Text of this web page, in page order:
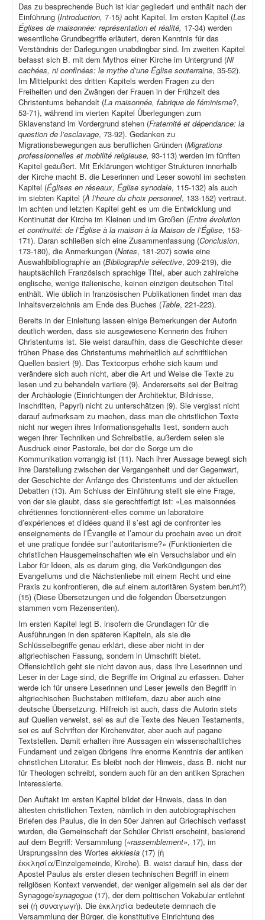
Das zu besprechende Buch ist klar gegliedert und enthält nach der
Einführung (Introduction, 7-15) acht Kapitel. Im ersten Kapitel (Les
Églises de maisonnée: représentation et réalité, 17-34) werden
wesentliche Grundbegriffe erläutert, deren Kenntnis für das
Verständnis der Darlegungen unabdingbar sind. Im zweiten Kapitel
befasst sich B. mit dem Mythos einer Kirche im Untergrund (Ni
cachées, ni confinées: le mythe d’une Église souterraine, 35-52).
Im Mittelpunkt des dritten Kapitels werden Fragen zu den
Freiheiten und den Zwängen der Frauen in der Frühzeit des
Christentums behandelt (La maisonnée, fabrique de féminisme?,
53-71), während im vierten Kapitel Überlegungen zum
Sklavenstand im Vordergrund stehen (Fraternité et dépendance: la
question de l’esclavage, 73-92). Gedanken zu
Migrationsbewegungen aus beruflichen Gründen (Migrations
professionnelles et mobilité religieuse, 93-113) werden im fünften
Kapitel geäußert. Mit Erklärungen wichtiger Strukturen innerhalb
der Kirche macht B. die Leserinnen und Leser sowohl im sechsten
Kapitel (Églises en réseaux, Église synodale, 115-132) als auch
im siebten Kapitel (À l’heure du choix personnel, 133-152) vertraut.
Im achten und letzten Kapitel geht es um die Entwicklung und
Kontinuität der Kirche im Kleinen und im Großen (Entre évolution
et continuité: de l’Église à la maison à la Maison de l’Église, 153-
171). Daran schließen sich eine Zusammenfassung (Conclusion,
173-180), die Anmerkungen (Notes, 181-207) sowie eine
Auswahlbibliographie an (Bibliographie sélective, 209-219), die
hauptsächlich Französisch sprachige Titel, aber auch zahlreiche
englische, wenige italienische, keinen einzigen deutschen Titel
enthält. Wie üblich in französischen Publikationen findet man das
Inhaltsverzeichnis am Ende des Buches (Table, 221-223).
Bereits in der Einleitung lassen einige Bemerkungen der Autorin
deutlich werden, dass sie ausgewiesene Kennerin des frühen
Christentums ist. Sie weist daraufhin, dass die Geschichte dieser
frühen Phase des Christentums mehrheitlich auf schriftlichen
Quellen basiert (9). Das Textcorpus erhöhe sich kaum und
verändere sich auch nicht, aber die Art und Weise die Texte zu
lesen und zu behandeln variiere (9). Andererseits sei der Beitrag
der Archäologie (Einrichtungen der Architektur, Bildnisse,
Inschriften, Papyri) nicht zu unterschätzen (9). Sie vergisst nicht
darauf aufmerksam zu machen, dass man die christlichen Texte
nicht nur wegen ihres Informationsgehalts liest, sondern auch
wegen ihrer Techniken und Schreibstile, außerdem seien sie
Ausdruck einer Pastorale, bei der die Sorge um die
Kommunikation vorrangig ist (11). Nach ihrer Aussage bewegt sich
ihre Darstellung zwischen der Vergangenheit und der Gegenwart,
der Geschichte der Anfänge des Christentums und der aktuellen
Debatten (13). Am Schluss der Einführung stellt sie eine Frage,
von der sie glaubt, dass sie gerechtfertigt ist: «Les maisonnées
chrétiennes fonctionnèrent-elles comme un laboratoire
d’expériences et d’idées quand il s’est agi de confronter les
enseignements de l’Évangile et l’amour du prochain avec un droit
et une pratique fondée sur l’autoritarisme?» (Funktionierten die
christlichen Hausgemeinschaften wie ein Versuchslabor und ein
Labor für Ideen, als es darum ging, die Verkündigungen des
Evangeliums und die Nächstenliebe mit einem Recht und eine
Praxis zu konfrontieren, die auf einem autoritären System beruht?)
(15) (Diese Übersetzungen und die folgenden Übersetzungen
stammen vom Rezensenten).
Im ersten Kapitel legt B. insofern die Grundlagen für die
Ausführungen in den späteren Kapiteln, als sie die
Schlüsselbegriffe genau erklärt, diese aber nicht in der
altgriechischen Fassung, sondern in Umschrift bietet.
Offensichtlich geht sie nicht davon aus, dass ihre Leserinnen und
Leser in der Lage sind, die Begriffe im Original zu erfassen. Daher
werde ich für unsere Leserinnen und Leser jeweils den Begriff in
altgriechischen Buchstaben mitliefern, dazu aber auch eine
deutsche Übersetzung. Hilfreich ist auch, dass die Autorin stets
auf Quellen verweist, sei es auf die Texte des Neuen Testaments,
sei es auf Schriften der Kirchenväter, aber auch auf pagane
Textstellen. Damit erhalten ihre Aussagen ein wissenschaftliches
Fundament und zeigen übrigens ihre enorme Kenntnis der antiken
christlichen Literatur. Es bleibt noch der Hinweis, dass B. nicht nur
für Theologen schreibt, sondern auch für an den antiken Sprachen
Interessierte.
Den Auftakt im ersten Kapitel bildet der Hinweis, dass in den
ältesten christlichen Texten, nämlich in den autobiographischen
Briefen des Paulus, die in den 50er Jahren auf Griechisch verfasst
wurden, die Gemeinschaft der Schüler Christi erscheint, basierend
auf dem Begriff: Versammlung («rassemblement», 17), im
Ursprungssinn des Wortes ekklesia (17) (ἡ
ἐκκλησία/Einzelgemeinde, Kirche). B. weist darauf hin, dass der
Apostel Paulus als erster diesen technischen Begriff in einem
religiösen Kontext verwendet, der weniger allgemein sei als der der
Synagoge/synagogue (17), der dem politischen Vokabular entlehnt
sei (ἡ συναγωγή). Die ἐκκλησία bedeutete demnach die
Versammlung der Bürger, die konstitutive Einrichtung des